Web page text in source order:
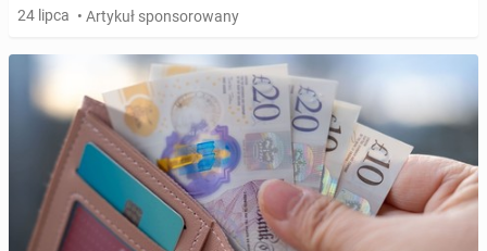
24 lipca • Artykuł sponsorowany